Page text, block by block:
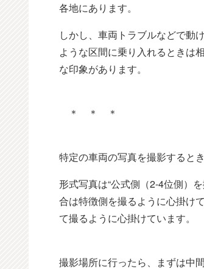
各地にあります。
しかし、車両トラブルなどで動
ような区間に乗り入れるときは
な印象があります。
＊ ＊ ＊
特定の車両の写真を撮影すると
形式写真は“公式側（2-4位側）
合は特徴側を撮るように心掛け
て撮るように心掛けています。
撮影場所に行ったら、まずは中